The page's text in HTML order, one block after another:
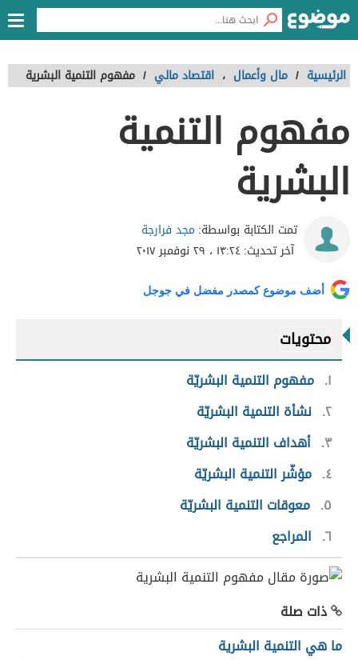
الرئيسية / مال وأعمال ، اقتصاد مالي / مفهوم التنمية البشرية
مفهوم التنمية
البشرية
تمت الكتابة بواسطة: مجد فرارجة
آخر تحديث:١٣:٢٤ ، ٢٩ نوفمبر ٢٠١٧
أضف موضوع كمصدر مفضل في جوجل
محتويات
١ مفهوم التنمية البشريّة
٢ نشأة التنمية البشريّة
٣ أهداف التنمية البشريّة
٤ مؤشّر التنمية البشريّة
٥ معوقات التنمية البشريّة
٦ المراجع
ذات صلة
ما هي التنمية البشرية